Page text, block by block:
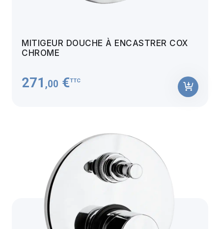
MITIGEUR DOUCHE À ENCASTRER COX
CHROME
271 ,00 €TTC